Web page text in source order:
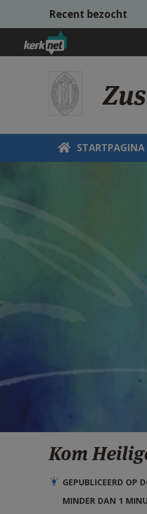
Overslaan en naar de inhoud gaan
Recent bezocht
STARTPAGINA
Kom
GEPUBLICEERD OP
MINDER DAN 1